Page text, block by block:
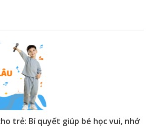
trẻ: Bí quyết giúp bé học vui, nhớ